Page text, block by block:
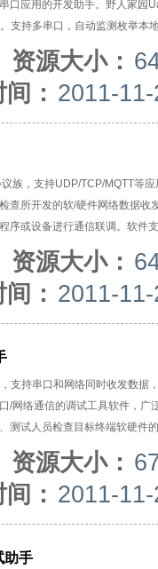
口应用的开发助手。野人家
支持多串口，自动监测枚举
对串口DCD、DTR、DSR、
自动发送校验位，支持多种
，循环发送，批处理发送，
资源大小：
： 2011-
族，支持UDP/TCP/MQTT等
查所开发的软/硬件网络数据
序或设备进行通信联调。软
控客户端接入；支持单播/组
，支持多种校验格式；支持
输入数据可以从外部文件导
资源大小：
： 2011-
支持串口和网络同时收发数
/网络通信的调试工具软件，
测试人员检查目标终端软硬
有一个执行文件，适用于各
合：使用本通信调试软件对
止位等（支持自定义非标准
资源大小：
： 2011-
助手